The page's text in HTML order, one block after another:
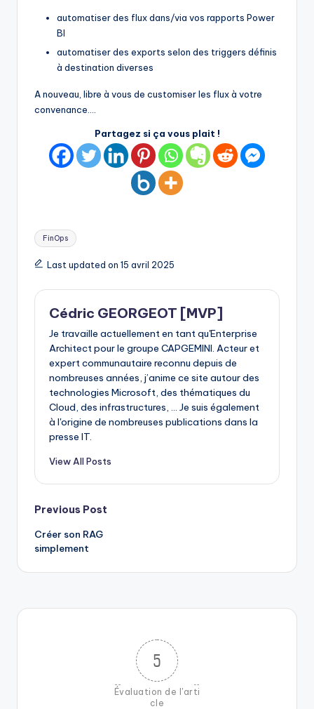
automatiser des flux dans/via vos rapports Power
BI
automatiser des exports selon des triggers définis
à destination diverses
A nouveau, libre à vous de customiser les flux à votre
convenance….
Partagez si ça vous plait !
Tags:
FinOps
Last updated on 15 avril 2025
Cédric GEORGEOT [MVP]
Je travaille actuellement en tant qu'Enterprise
Architect pour le groupe CAPGEMINI. Acteur et
expert communautaire reconnu depuis de
nombreuses années, j’anime ce site autour des
technologies Microsoft, des thématiques du
Cloud, des infrastructures, ... Je suis également
à l'origine de nombreuses publications dans la
presse IT.
View All Posts
Post
navigation
Previous Post
Créer son RAG
simplement
5
Évaluation de l'arti
cle